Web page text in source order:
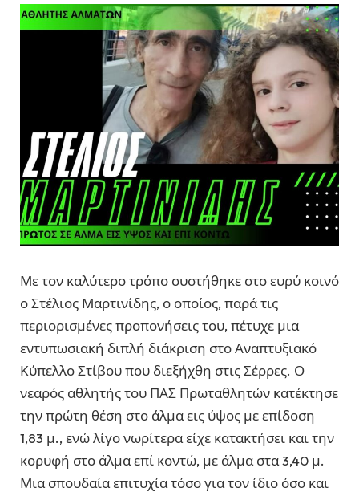
Με τον καλύτερο τρόπο συστήθηκε στο ευρύ κοινό
ο Στέλιος Μαρτινίδης, ο οποίος, παρά τις
περιορισμένες προπονήσεις του, πέτυχε μια
εντυπωσιακή διπλή διάκριση στο Αναπτυξιακό
Κύπελλο Στίβου που διεξήχθη στις Σέρρες. Ο
νεαρός αθλητής του ΠΑΣ Πρωταθλητών κατέκτησε
την πρώτη θέση στο άλμα εις ύψος με επίδοση
1,83 μ., ενώ λίγο νωρίτερα είχε κατακτήσει και την
κορυφή στο άλμα επί κοντώ, με άλμα στα 3,40 μ.
Μια σπουδαία επιτυχία τόσο για τον ίδιο όσο και